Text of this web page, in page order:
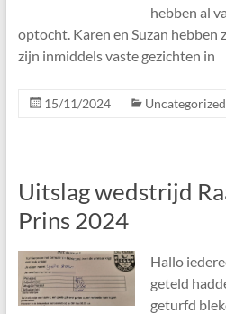
hebben al
optocht. Karen en Suzan hebben
zijn inmiddels vaste gezichten in
15/11/2024 Uncategorized
Uitslag wedstrijd
Prins 2024
Hallo
geteld
geturfd